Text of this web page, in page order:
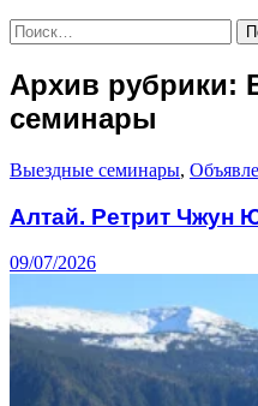
Найти:
Архив рубрики:
семинары
Выездные семинары,
Алтай. Ретрит Чжун
09/07/2026